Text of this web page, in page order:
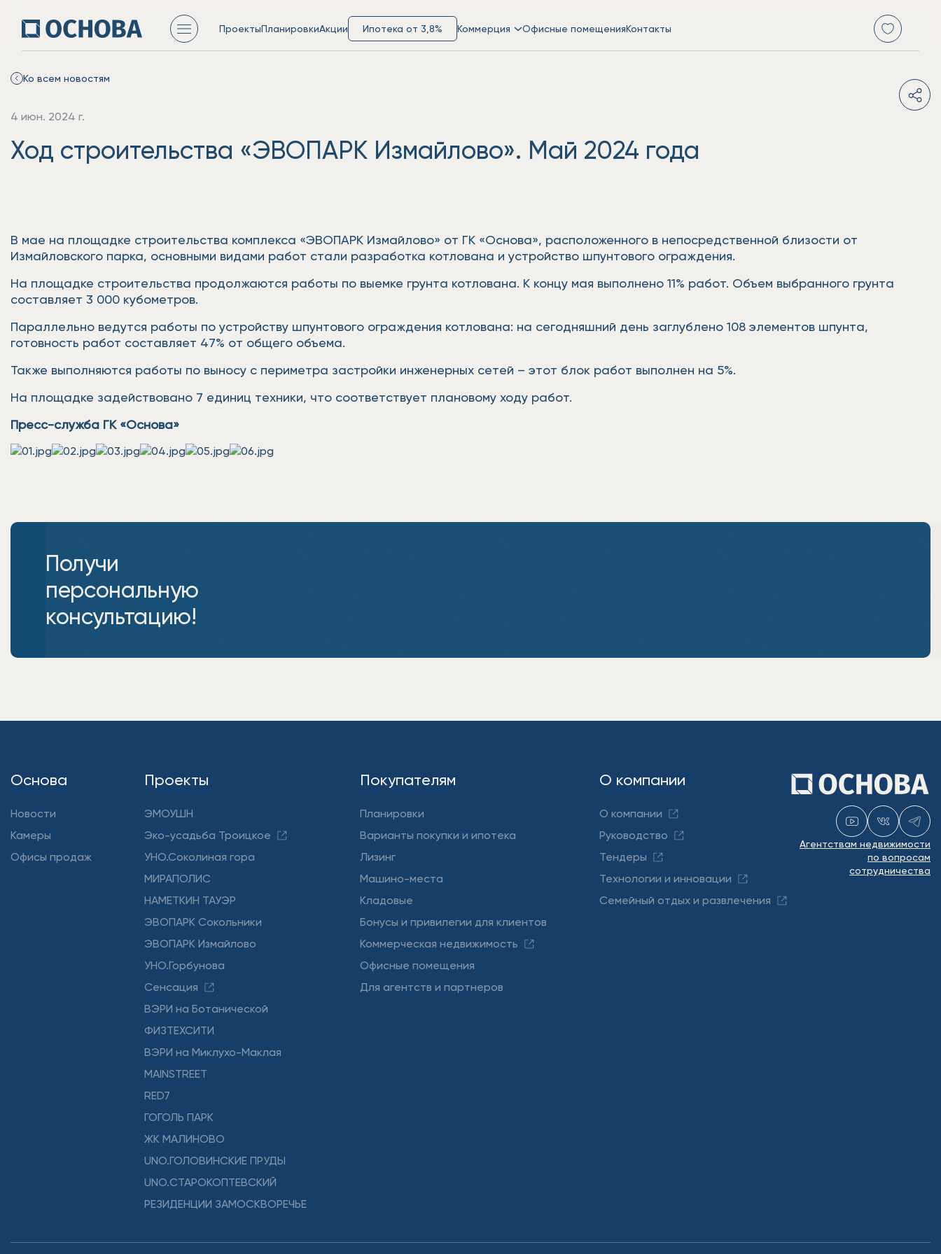
ПроектыПланировкиАкции Ипотека от 3,8% Коммерция Офисные помещенияКонтакты
Ко всем новостям
4 июн. 2024 г.
Ход строительства «ЭВОПАРК Измайлово». Май 2024 года
В мае на площадке строительства комплекса «ЭВОПАРК Измайлово» от ГК «Основа», расположенного в непосредственной близости от
Измайловского парка, основными видами работ стали разработка котлована и устройство шпунтового ограждения.
На площадке строительства продолжаются работы по выемке грунта котлована. К концу мая выполнено 11% работ. Объем выбранного грунта
составляет 3 000 кубометров.
Параллельно ведутся работы по устройству шпунтового ограждения котлована: на сегодняшний день заглублено 108 элементов шпунта,
готовность работ составляет 47% от общего объема.
Также выполняются работы по выносу с периметра застройки инженерных сетей – этот блок работ выполнен на 5%.
На площадке задействовано 7 единиц техники, что соответствует плановому ходу работ.
Пресс-служба ГК «Основа»
Получи
персональную
консультацию!
Основа
Новости
Камеры
Офисы продаж
Проекты
ЭМОУШН
Эко-усадьба Троицкое
УНО.Соколиная гора
МИРАПОЛИС
НАМЕТКИН ТАУЭР
ЭВОПАРК Сокольники
ЭВОПАРК Измайлово
УНО.Горбунова
Сенсация
ВЭРИ на Ботанической
ФИЗТЕХСИТИ
ВЭРИ на Миклухо-Маклая
MAINSTREET
RED7
ГОГОЛЬ ПАРК
ЖК МАЛИНОВО
UNO.ГОЛОВИНСКИЕ ПРУДЫ
UNO.СТАРОКОПТЕВСКИЙ
РЕЗИДЕНЦИИ ЗАМОСКВОРЕЧЬЕ
Покупателям
Планировки
Варианты покупки и ипотека
Лизинг
Машино-места
Кладовые
Бонусы и привилегии для клиентов
Коммерческая недвижимость
Офисные помещения
Для агентств и партнеров
О компании
О компании
Руководство
Тендеры
Технологии и инновации
Семейный отдых и развлечения
Агентствам недвижимости
по вопросам
сотрудничества